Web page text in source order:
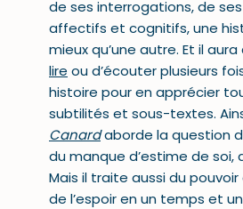
de ses interrogations, de
affectifs et cognitifs, une
mieux qu’une autre. Et il
lire ou d’écouter plusieurs
histoire pour en apprécier
subtilités et sous-textes.
Canardaborde la question
du manque d’estime de soi,
Mais il traite aussi du
de l’espoir en un temps et